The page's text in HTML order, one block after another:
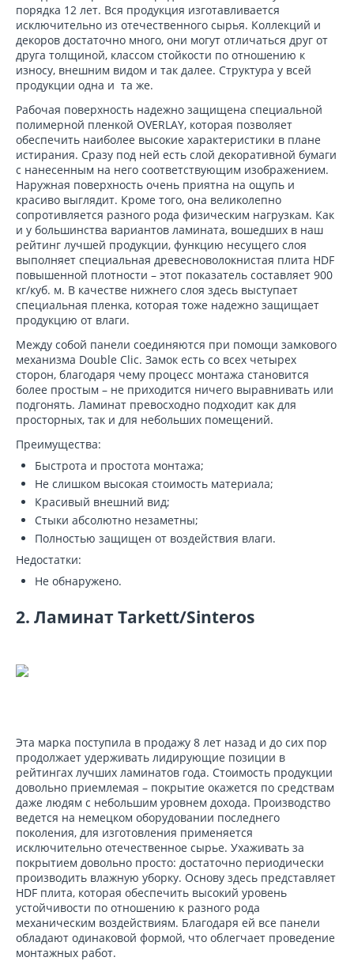
порядка 12 лет. Вся продукция изготавливается
исключительно из отечественного сырья. Коллекций и
декоров достаточно много, они могут отличаться друг от
друга толщиной, классом стойкости по отношению к
износу, внешним видом и так далее. Структура у всей
продукции одна и та же.
Рабочая поверхность надежно защищена специальной
полимерной пленкой OVERLAY, которая позволяет
обеспечить наиболее высокие характеристики в плане
истирания. Сразу под ней есть слой декоративной бумаги
с нанесенным на него соответствующим изображением.
Наружная поверхность очень приятна на ощупь и
красиво выглядит. Кроме того, она великолепно
сопротивляется разного рода физическим нагрузкам. Как
и у большинства вариантов ламината, вошедших в наш
рейтинг лучшей продукции, функцию несущего слоя
выполняет специальная древесноволокнистая плита HDF
повышенной плотности – этот показатель составляет 900
кг/куб. м. В качестве нижнего слоя здесь выступает
специальная пленка, которая тоже надежно защищает
продукцию от влаги.
Между собой панели соединяются при помощи замкового
механизма Double Clic. Замок есть со всех четырех
сторон, благодаря чему процесс монтажа становится
более простым – не приходится ничего выравнивать или
подгонять. Ламинат превосходно подходит как для
просторных, так и для небольших помещений.
Преимущества:
Быстрота и простота монтажа;
Не слишком высокая стоимость материала;
Красивый внешний вид;
Стыки абсолютно незаметны;
Полностью защищен от воздействия влаги.
Недостатки:
Не обнаружено.
2. Ламинат Tarkett/Sinteros
Эта марка поступила в продажу 8 лет назад и до сих пор
продолжает удерживать лидирующие позиции в
рейтингах лучших ламинатов года. Стоимость продукции
довольно приемлемая – покрытие окажется по средствам
даже людям с небольшим уровнем дохода. Производство
ведется на немецком оборудовании последнего
поколения, для изготовления применяется
исключительно отечественное сырье. Ухаживать за
покрытием довольно просто: достаточно периодически
производить влажную уборку. Основу здесь представляет
HDF плита, которая обеспечить высокий уровень
устойчивости по отношению к разного рода
механическим воздействиям. Благодаря ей все панели
обладают одинаковой формой, что облегчает проведение
монтажных работ.